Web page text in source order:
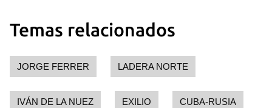
Temas relacionados
JORGE FERRER LADERA NORTE
IVÁN DE LA NUEZ EXILIO CUBA-RUSIA